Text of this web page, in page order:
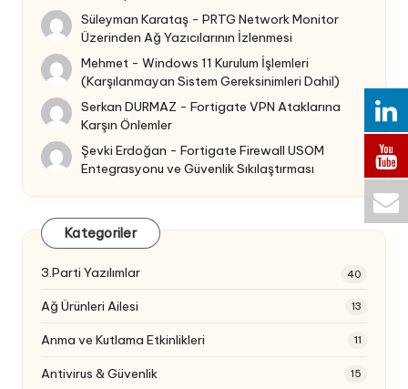
Süleyman Karataş -PRTG Network Monitor
Üzerinden Ağ Yazıcılarının İzlenmesi
Mehmet -Windows 11 Kurulum İşlemleri
(Karşılanmayan Sistem Gereksinimleri Dahil)
Serkan DURMAZ -Fortigate VPN Ataklarına
Karşın Önlemler
Şevki Erdoğan -Fortigate Firewall USOM
Entegrasyonu ve Güvenlik Sıkılaştırması
Kategoriler
3.Parti Yazılımlar 40
Ağ Ürünleri Ailesi 13
Anma ve Kutlama Etkinlikleri 11
Antivirus & Güvenlik 15